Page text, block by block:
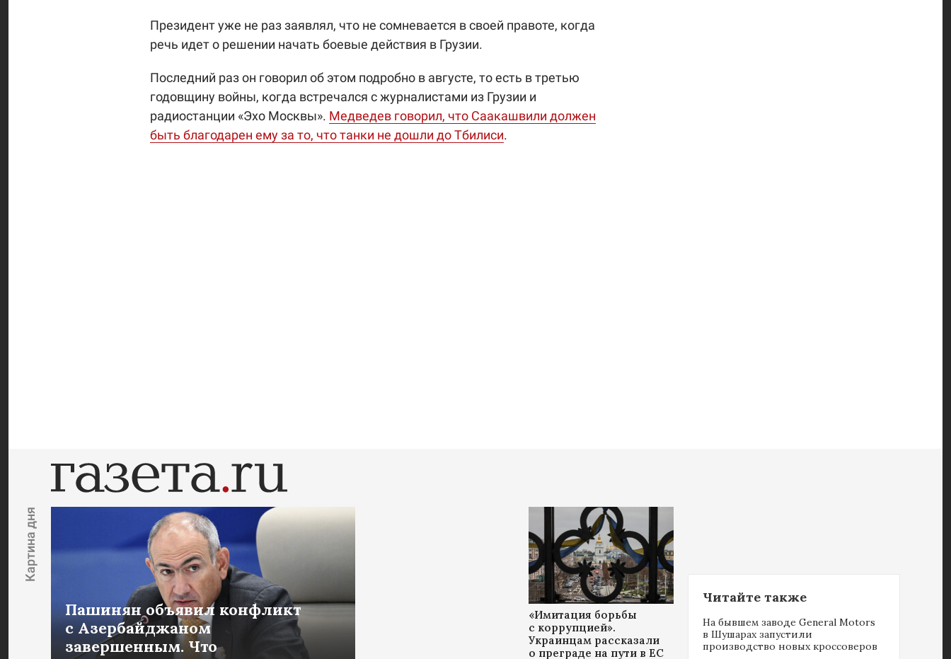
Президент уже не раз заявлял, что не сомневается в своей правоте, когда
речь идет о решении начать боевые действия в Грузии.
Последний раз он говорил об этом подробно в августе, то есть в третью
годовщину войны, когда встречался с журналистами из Грузии и
радиостанции «Эхо Москвы». Медведев говорил, что Саакашвили должен
быть благодарен ему за то, что танки не дошли до Тбилиси.
Картина дня
Пашинян объявил конфликт
с Азербайджаном
завершенным. Что
«Имитация борьбы
с коррупцией».
Украинцам рассказали
о преграде на пути в ЕС
Читайте также
На бывшем заводе General Motors
в Шушарах запустили
производство новых кроссоверов